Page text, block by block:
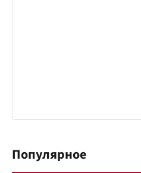
Популярное